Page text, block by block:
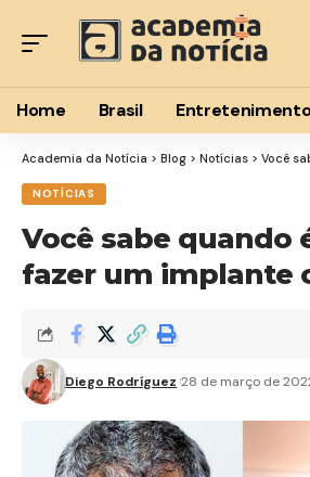
Home Brasil
Academia da Notícia > Blog > Notícias > Você sabe
NOTÍCIAS
Você sabe quando
fazer um implante
Diego Rodríguez 28 de março de